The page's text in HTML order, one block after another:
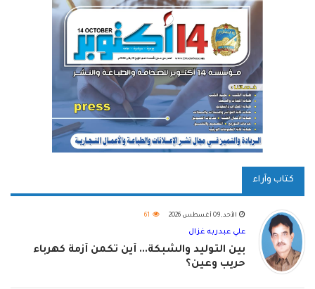
كتاب وآراء
الأحد, 09 أغسطس 2026 61
علي عبدربه غزال
بين التوليد والشبكة... أين تكمن أزمة كهرباء
حريب وعين؟